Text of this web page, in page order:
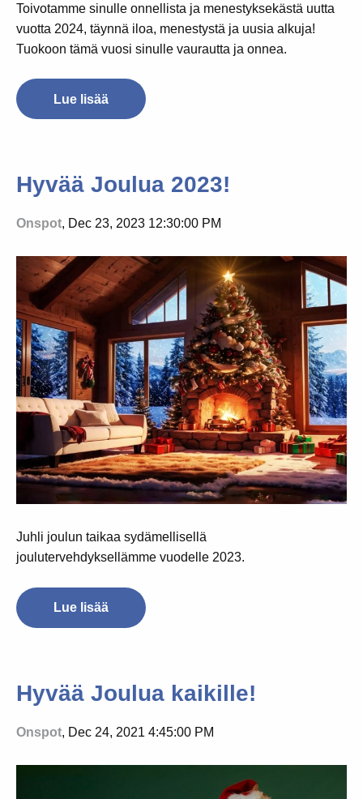
Toivotamme sinulle onnellista ja menestyksekästä uutta
vuotta 2024, täynnä iloa, menestystä ja uusia alkuja!
Tuokoon tämä vuosi sinulle vaurautta ja onnea.
Lue lisää
Hyvää Joulua 2023!
Onspot, Dec 23, 2023 12:30:00 PM
Juhli joulun taikaa sydämellisellä
joulutervehdyksellämme vuodelle 2023.
Lue lisää
Hyvää Joulua kaikille!
Onspot, Dec 24, 2021 4:45:00 PM